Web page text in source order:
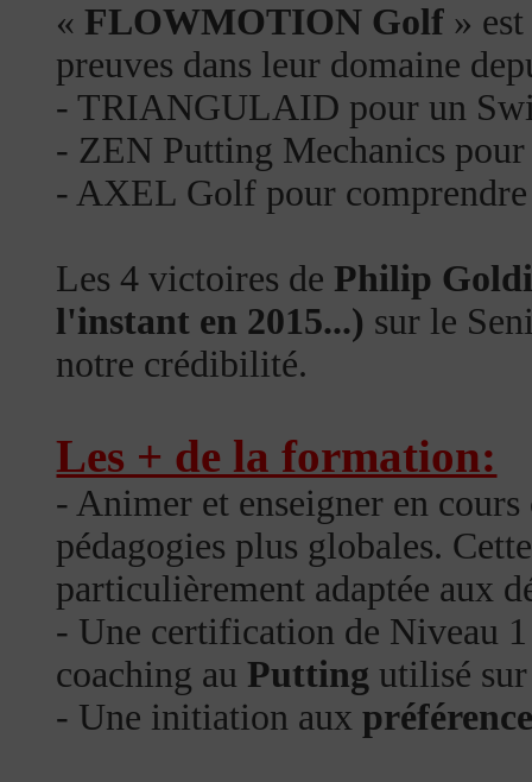
«FLOWMOTION Golf »
preuves dans leur domaine
- TRIANGULAID pour un
- ZEN Putting Mechanics
- AXEL Golf pour
Les 4 victoires dePhilip
l'instant en 2015...) sur le
notre crédibilité.
Les + de la formation:
- Animer et enseigner en
pédagogies plus globales.
particulièrement adaptée aux
- Une certification de Niveau
coaching auPutting utilisé
- Une initiation aux